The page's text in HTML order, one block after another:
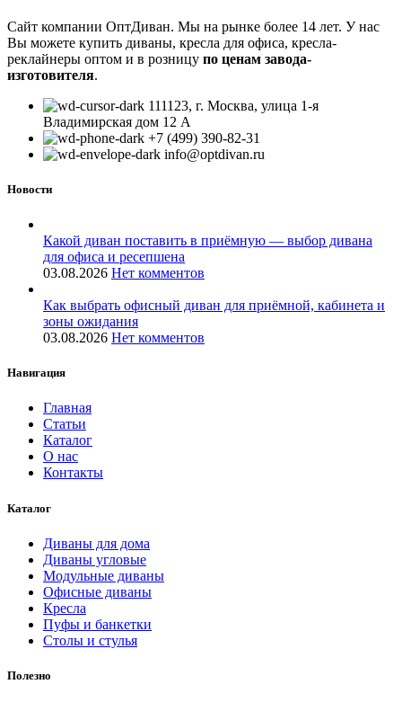
Сайт компании ОптДиван. Мы на рынке более 14 лет. У нас
Вы можете купить диваны, кресла для офиса, кресла-
реклайнеры оптом и в розницу по ценам завода-
изготовителя.
111123, г. Москва, улица 1-я
Владимирская дом 12 А
+7 (499) 390-82-31
info@optdivan.ru
Новости
Какой диван поставить в приёмную — выбор дивана
для офиса и ресепшена
03.08.2026 Нет комментов
Как выбрать офисный диван для приёмной, кабинета и
зоны ожидания
03.08.2026 Нет комментов
Навигация
Главная
Статьи
Каталог
О нас
Контакты
Каталог
Диваны для дома
Диваны угловые
Модульные диваны
Офисные диваны
Кресла
Пуфы и банкетки
Столы и стулья
Полезно